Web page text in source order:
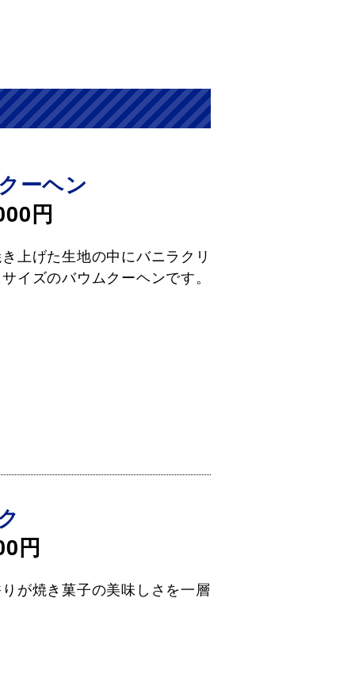
ーヘン
円
上げた生地の中にバニラクリ
イズのバウムクーヘンです。
円
が焼き菓子の美味しさを一層